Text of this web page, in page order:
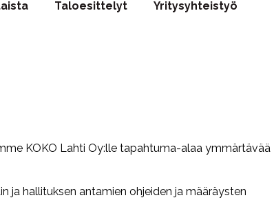
Taloesittelyt Yritysyhteistyö
KOKO Lahti Oy:lle tapahtuma-alaa ymmärtävää
ja hallituksen antamien ohjeiden ja määräysten